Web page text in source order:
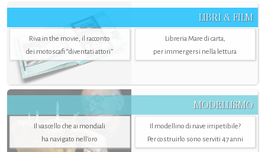
LIBRI & FILM
Riva in the movie, il racconto
dei motoscafi “diventati attori”
Libreria Mare di carta,
per immergersi nella lettura
MODELLISMO
Il vascello che ai mondiali
ha navigato nell’oro
Il modellino di nave irripetibile?
Per costruirlo sono serviti 47 anni